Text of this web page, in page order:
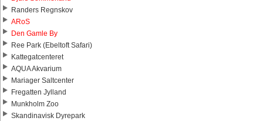
Randers Regnskov
ARoS
Den Gamle By
Ree Park (Ebeltoft Safari)
Kattegatcenteret
AQUA Akvarium
Mariager Saltcenter
Fregatten Jylland
Munkholm Zoo
Skandinavisk Dyrepark